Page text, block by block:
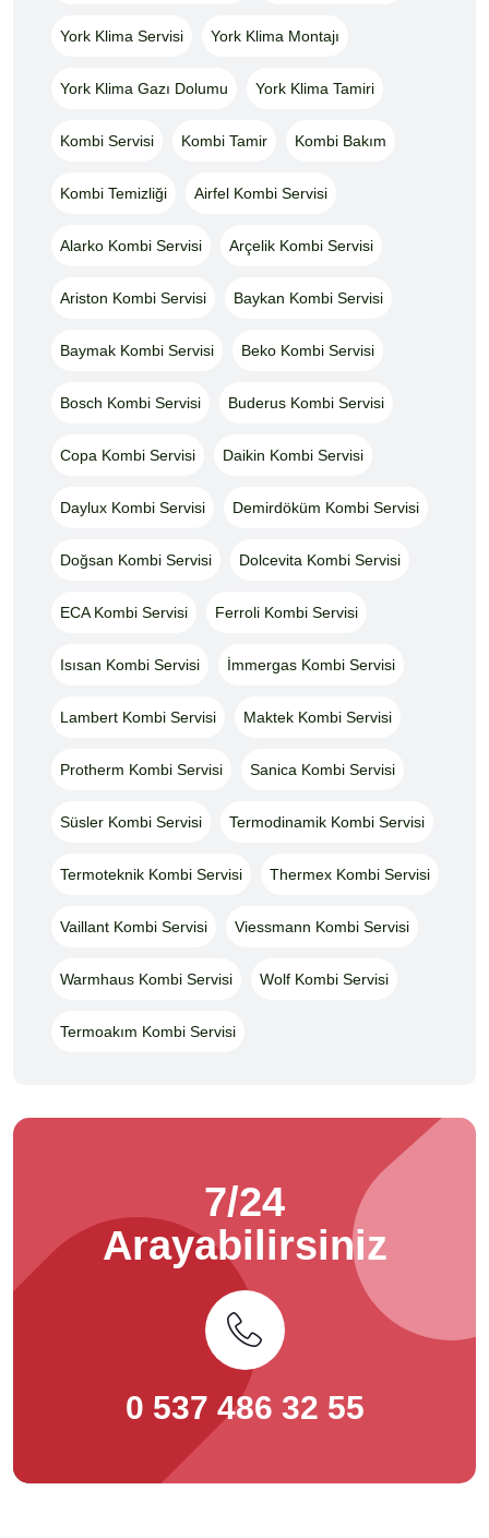
York Klima Servisi York Klima Montajı
York Klima Gazı Dolumu York Klima Tamiri
Kombi Servisi Kombi Tamir Kombi Bakım
Kombi Temizliği Airfel Kombi Servisi
Alarko Kombi Servisi Arçelik Kombi Servisi
Ariston Kombi Servisi Baykan Kombi Servisi
Baymak Kombi Servisi Beko Kombi Servisi
Bosch Kombi Servisi Buderus Kombi Servisi
Copa Kombi Servisi Daikin Kombi Servisi
Daylux Kombi Servisi Demirdöküm Kombi Servisi
Doğsan Kombi Servisi Dolcevita Kombi Servisi
ECA Kombi Servisi Ferroli Kombi Servisi
Isısan Kombi Servisi İmmergas Kombi Servisi
Lambert Kombi Servisi Maktek Kombi Servisi
Protherm Kombi Servisi Sanica Kombi Servisi
Süsler Kombi Servisi Termodinamik Kombi Servisi
Termoteknik Kombi Servisi Thermex Kombi Servisi
Vaillant Kombi Servisi Viessmann Kombi Servisi
Warmhaus Kombi Servisi Wolf Kombi Servisi
Termoakım Kombi Servisi
7/24
Arayabilirsiniz
0 537 486 32 55